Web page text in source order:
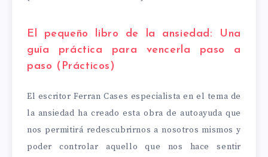
El pequeño libro de la ansiedad: Una
guía práctica para vencerla paso a
paso (Prácticos)
El escritor Ferran Cases especialista en el tema de
la ansiedad ha creado esta obra de autoayuda que
nos permitirá redescubrirnos a nosotros mismos y
poder controlar aquello que nos hace sentir